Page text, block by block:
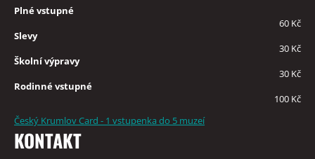
Plné vstupné
60 Kč
Slevy
30 Kč
Školní výpravy
30 Kč
Rodinné vstupné
100 Kč
Český Krumlov Card - 1 vstupenka do 5 muzeí
KONTAKT